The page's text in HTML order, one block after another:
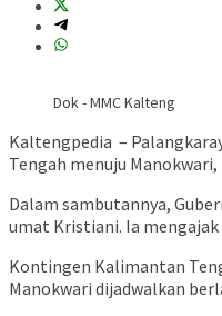
Dok - MMC Kalteng
Kaltengpedia –
Tengah menuju
Dalam sambutannya,
umat Kristiani. Ia
Kontingen Kalimantan
Manokwari dijadwalkan